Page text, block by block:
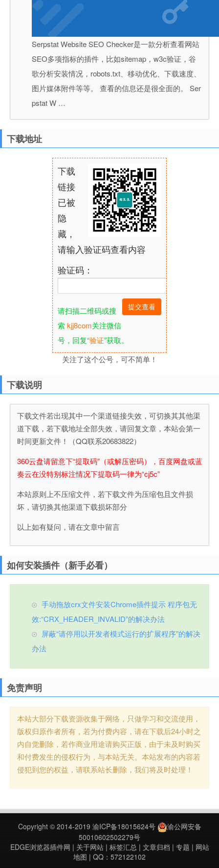
Serpstat Website SEO Checker是一款分析查看网站
SEO多项指标的插件，比如sitemap，w3c验证，谷
歌分析安装情况，robots.txt、移动优化、下载速度、
图片媒体附件等等。 查看的信息还是很全面的。 Ser
pstat W …
下载地址
下载
链接
已被
隐
藏，
请输入验证码查看内容
验证码：
请扫描二维码或搜
索kjj8com关注微信
号，回复“验证”获取。
关注了这个公号，可不简单！
下载说明
下载文件若出现其中一个渠道链接失效，可切换其其他渠
道下载，若下载地址全部失效，请回复文章，本站会第一
时间更新文件！（QQ联系20683822）
360云盘请留意下“提取码”（或解压密码），百度网盘或蓝
奏云在没特别标注情况下提取码一律为“cj5c”
本站原则上不压缩文件，若下载文件为压缩包且文件损
坏，请切换其他渠道下载损坏部分
以上如有疑问，请在文章中留言
如何安装插件（新手必看）
手动拖放crx文件安装Chrome插件提示 程序包无
效:“CRX_HEADER_INVALID”的解决办法
屏蔽“请停用以开发者模式运行的扩展程序”的解决
办法
免责声明
本站大部分下载资源收集于网络，只做学习和交流使用，
版权归原作者所有，若为付费内容，请在下载后24小时之
内自觉删除，若作商业用途请购买正版，由于未及时购买
和付费发生的侵权行为，与本站无关。本站发布的内容若
侵犯到您的权益，请联系站长删除，我们将及时处理！
Copyright © 2014-2019 渝ICP备18015624号
渝公网安备
50010602502279号
EDGE浏览器插件网 | 关于网站| 标签汇总| 文章归档 | 专题 | 网站
地图 | QQ：572122102